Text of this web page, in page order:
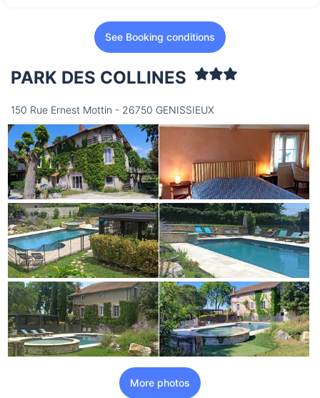
See Booking conditions
PARK DES COLLINES
150 Rue Ernest Mottin - 26750 GENISSIEUX
More photos